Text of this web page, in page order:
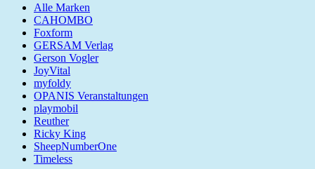
Alle Marken
CAHOMBO
Foxform
GERSAM Verlag
Gerson Vogler
JoyVital
myfoldy
OPANIS Veranstaltungen
playmobil
Reuther
Ricky King
SheepNumberOne
Timeless